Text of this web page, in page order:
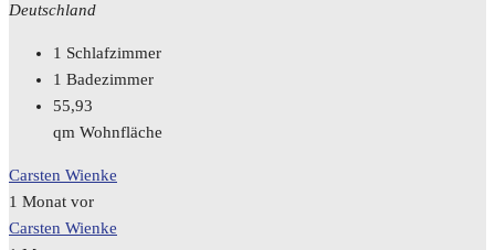
Deutschland
1 Schlafzimmer
1 Badezimmer
55,93
qm Wohnfläche
Carsten Wienke
1 Monat vor
Carsten Wienke